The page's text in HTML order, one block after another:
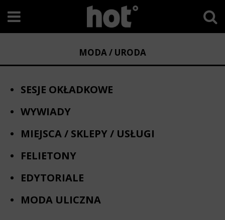
MODA / URODA
SESJE OKŁADKOWE
WYWIADY
MIEJSCA / SKLEPY / USŁUGI
FELIETONY
EDYTORIALE
MODA ULICZNA